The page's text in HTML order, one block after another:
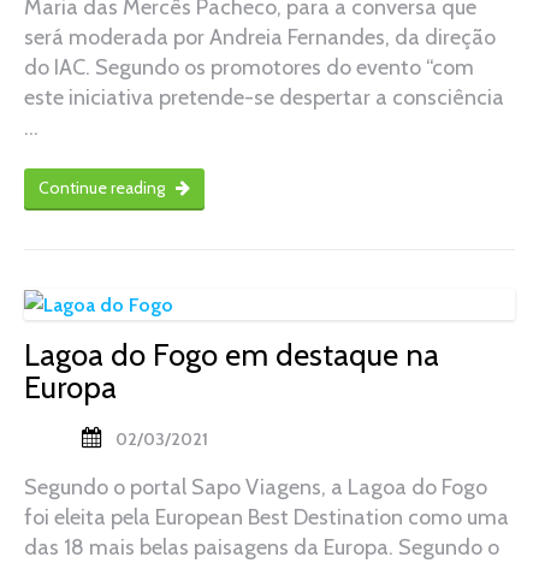
Maria das Mercês Pacheco, para a conversa que
será moderada por Andreia Fernandes, da direção
do IAC. Segundo os promotores do evento “com
este iniciativa pretende-se despertar a consciência
…
Continue reading
Lagoa do Fogo em destaque na
Europa
02/03/2021
Segundo o portal Sapo Viagens, a Lagoa do Fogo
foi eleita pela European Best Destination como uma
das 18 mais belas paisagens da Europa. Segundo o